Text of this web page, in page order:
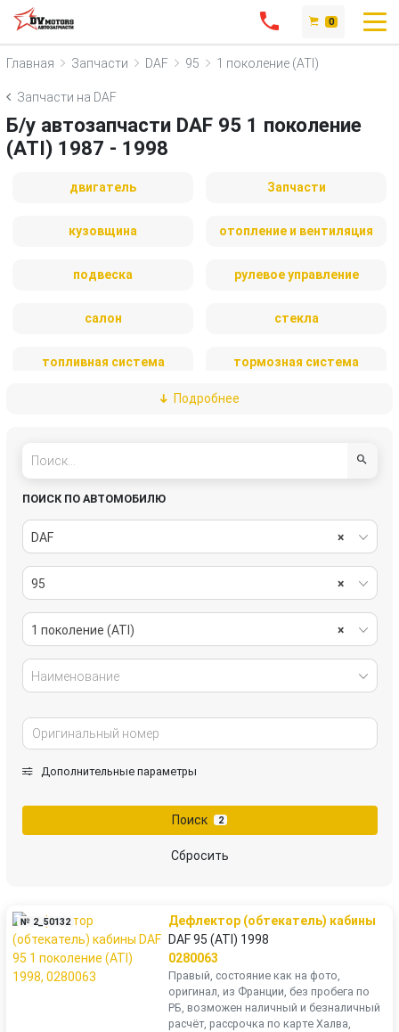
0
Главная Запчасти DAF 95 1 поколение (ATI)
Запчасти на DAF
Б/у автозапчасти DAF 95 1 поколение
(ATI) 1987 - 1998
двигатель Запчасти
кузовщина отопление и вентиляция
подвеска рулевое управление
салон стекла
топливная система тормозная система
Подробнее
ПОИСК ПО АВТОМОБИЛЮ
×
DAF
×
95
×
1 поколение (ATI)
Наименование
Дополнительные параметры
Поиск 2
Сбросить
№ 2_50132
Дефлектор (обтекатель) кабины
DAF 95 (ATI) 1998
0280063
Правый, состояние как на фото,
оригинал, из Франции, без пробега по
РБ, возможен наличный и безналичный
расчёт, рассрочка по карте Халва,